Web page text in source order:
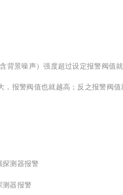
景噪声）强度超过设定报警阀值就
报警阀值也就越高；反之报警阀值
测器报警
器报警